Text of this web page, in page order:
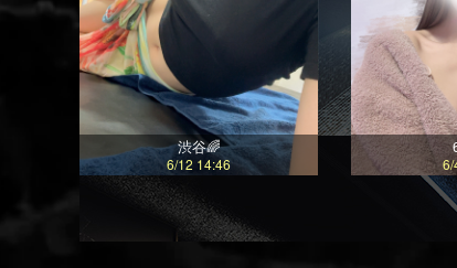
渋谷🌈
6/12 14:46 6/